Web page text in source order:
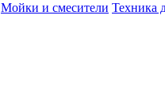
Мойки и смесители Техника